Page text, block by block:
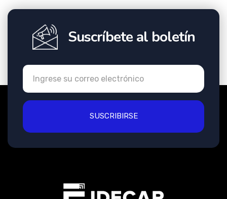
Suscríbete al boletín
SUSCRIBIRSE